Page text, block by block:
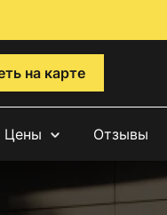
на карте
Цены Отзывы